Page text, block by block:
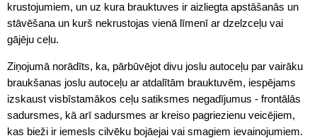
krustojumiem, un uz kura brauktuves ir aizliegta apstāšanās un
stāvēšana un kurš nekrustojas vienā līmenī ar dzelzceļu vai
gājēju ceļu.
Ziņojumā norādīts, ka, pārbūvējot divu joslu autoceļu par vairāku
braukšanas joslu autoceļu ar atdalītām brauktuvēm, iespējams
izskaust visbīstamākos ceļu satiksmes negadījumus - frontālās
sadursmes, kā arī sadursmes ar kreiso pagriezienu veicējiem,
kas bieži ir iemesls cilvēku bojāejai vai smagiem ievainojumiem.